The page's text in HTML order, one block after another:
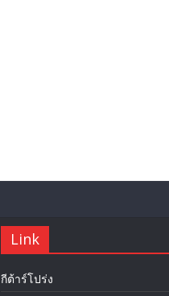
Link
กีต้าร์โปร่ง